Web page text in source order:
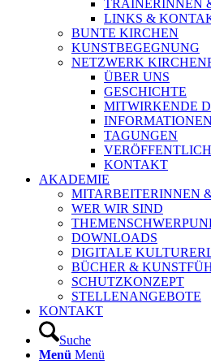
TRAINERINNEN
LINKS &
BUNTE KIRCHEN
KUNSTBEGEGNUNG
NETZWERK
ÜBER UNS
GESCHICHTE
MITWIRKENDE
TAGUNGEN
KONTAKT
AKADEMIE
MITARBEITERINNEN
WER WIR SIND
DOWNLOADS
DIGITALE
BÜCHER &
SCHUTZKONZEPT
STELLENANGEBOTE
KONTAKT
Suche
Menü Menü